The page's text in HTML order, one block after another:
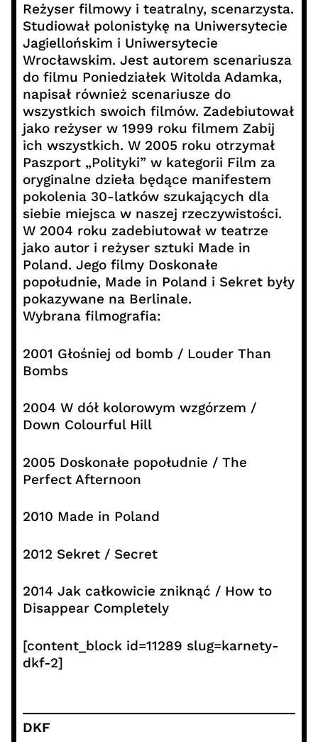
Reżyser filmowy i teatralny, scenarzysta.
Studiował polonistykę na Uniwersytecie
Jagiellońskim i Uniwersytecie
Wrocławskim. Jest autorem scenariusza
do filmu Poniedziałek Witolda Adamka,
napisał również scenariusze do
wszystkich swoich filmów. Zadebiutował
jako reżyser w 1999 roku filmem Zabij
ich wszystkich. W 2005 roku otrzymał
Paszport „Polityki” w kategorii Film za
oryginalne dzieła będące manifestem
pokolenia 30-latków szukających dla
siebie miejsca w naszej rzeczywistości.
W 2004 roku zadebiutował w teatrze
jako autor i reżyser sztuki Made in
Poland. Jego filmy Doskonałe
popołudnie, Made in Poland i Sekret były
pokazywane na Berlinale.
Wybrana filmografia:
2001 Głośniej od bomb / Louder Than
Bombs
2004 W dół kolorowym wzgórzem /
Down Colourful Hill
2005 Doskonałe popołudnie / The
Perfect Afternoon
2010 Made in Poland
2012 Sekret / Secret
2014 Jak całkowicie zniknąć / How to
Disappear Completely
[content_block id=11289 slug=karnety-
dkf-2]
DKF